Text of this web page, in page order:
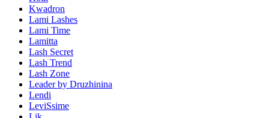
Kwadron
Lami Lashes
Lami Time
Lamitta
Lash Secret
Lash Trend
Lash Zone
Leader by Druzhinina
Lendi
LeviSsime